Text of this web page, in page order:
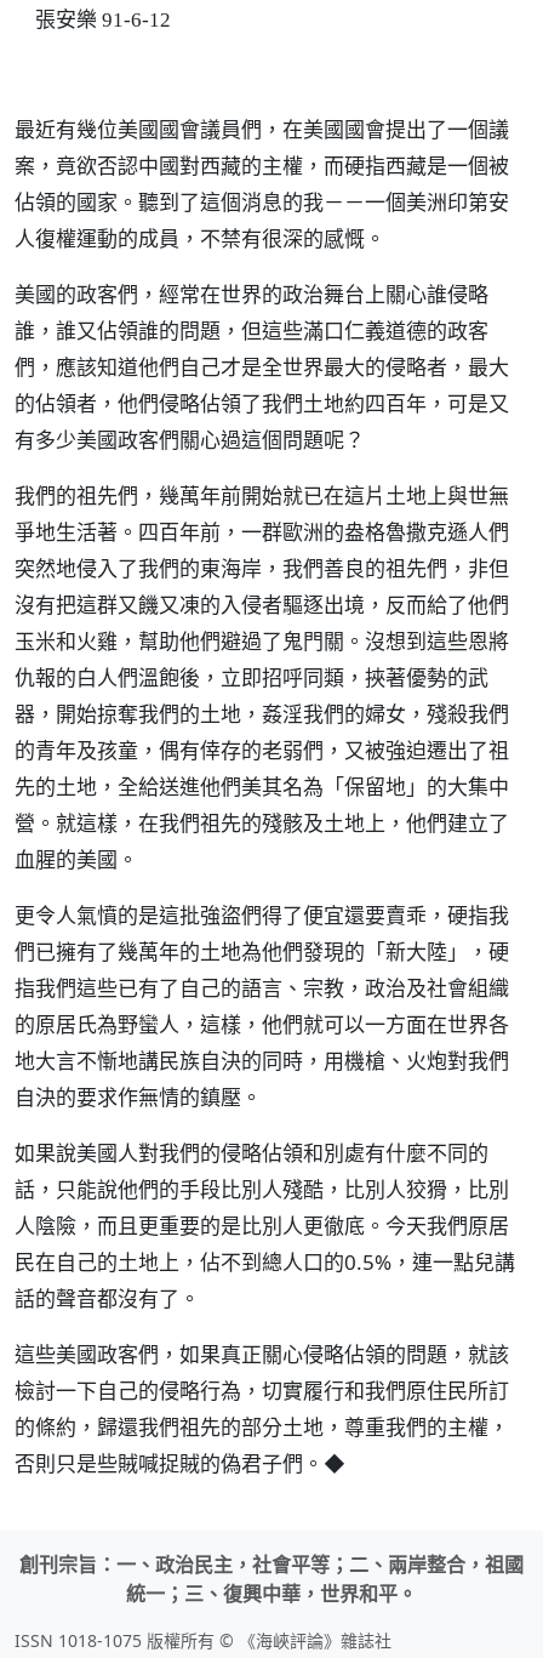
張安樂 91-6-12
最近有幾位美國國會議員們，在美國國會提出了一個議
案，竟欲否認中國對西藏的主權，而硬指西藏是一個被
佔領的國家。聽到了這個消息的我－－一個美洲印第安
人復權運動的成員，不禁有很深的感慨。
美國的政客們，經常在世界的政治舞台上關心誰侵略
誰，誰又佔領誰的問題，但這些滿口仁義道德的政客
們，應該知道他們自己才是全世界最大的侵略者，最大
的佔領者，他們侵略佔領了我們土地約四百年，可是又
有多少美國政客們關心過這個問題呢？
我們的祖先們，幾萬年前開始就已在這片土地上與世無
爭地生活著。四百年前，一群歐洲的盎格魯撒克遜人們
突然地侵入了我們的東海岸，我們善良的祖先們，非但
沒有把這群又饑又凍的入侵者驅逐出境，反而給了他們
玉米和火雞，幫助他們避過了鬼門關。沒想到這些恩將
仇報的白人們溫飽後，立即招呼同類，挾著優勢的武
器，開始掠奪我們的土地，姦淫我們的婦女，殘殺我們
的青年及孩童，偶有倖存的老弱們，又被強迫遷出了祖
先的土地，全給送進他們美其名為「保留地」的大集中
營。就這樣，在我們祖先的殘骸及土地上，他們建立了
血腥的美國。
更令人氣憤的是這批強盜們得了便宜還要賣乖，硬指我
們已擁有了幾萬年的土地為他們發現的「新大陸」，硬
指我們這些已有了自己的語言、宗教，政治及社會組織
的原居氏為野蠻人，這樣，他們就可以一方面在世界各
地大言不慚地講民族自決的同時，用機槍、火炮對我們
自決的要求作無情的鎮壓。
如果說美國人對我們的侵略佔領和別處有什麼不同的
話，只能說他們的手段比別人殘酷，比別人狡猾，比別
人陰險，而且更重要的是比別人更徹底。今天我們原居
民在自己的土地上，佔不到總人口的0.5%，連一點兒講
話的聲音都沒有了。
這些美國政客們，如果真正關心侵略佔領的問題，就該
檢討一下自己的侵略行為，切實履行和我們原住民所訂
的條約，歸還我們祖先的部分土地，尊重我們的主權，
否則只是些賊喊捉賊的偽君子們。◆
創刊宗旨：一、政治民主，社會平等；二、兩岸整合，祖國
統一；三、復興中華，世界和平。
ISSN 1018-1075 版權所有 © 《海峽評論》雜誌社